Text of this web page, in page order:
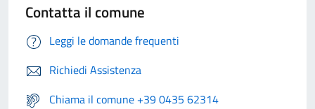
Contatta il comune
Leggi le domande frequenti
Richiedi Assistenza
Chiama il comune +39 0435 62314